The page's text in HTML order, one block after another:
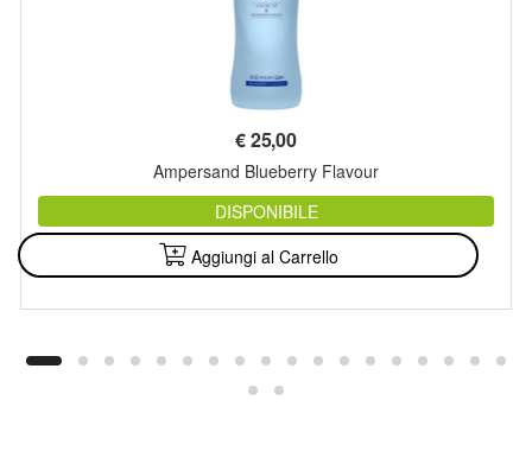
€25,00
Ampersand Blueberry Flavour
DISPONIBILE
Aggiungi al Carrello